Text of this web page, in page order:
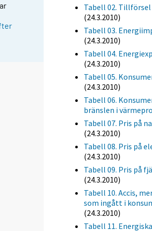
Tabell 02.
(24.3.2010)
Tabell 03.
(24.3.2010)
Tabell 04.
(24.3.2010)
Tabell 05.
(24.3.2010)
Tabell 06.
bränslen i
Tabell 07. Pris på
(24.3.2010)
Tabell 08. Pris på
(24.3.2010)
Tabell 09. Pris på
(24.3.2010)
Tabell 10. Accis,
som ingått i
(24.3.2010)
Tabell 11.